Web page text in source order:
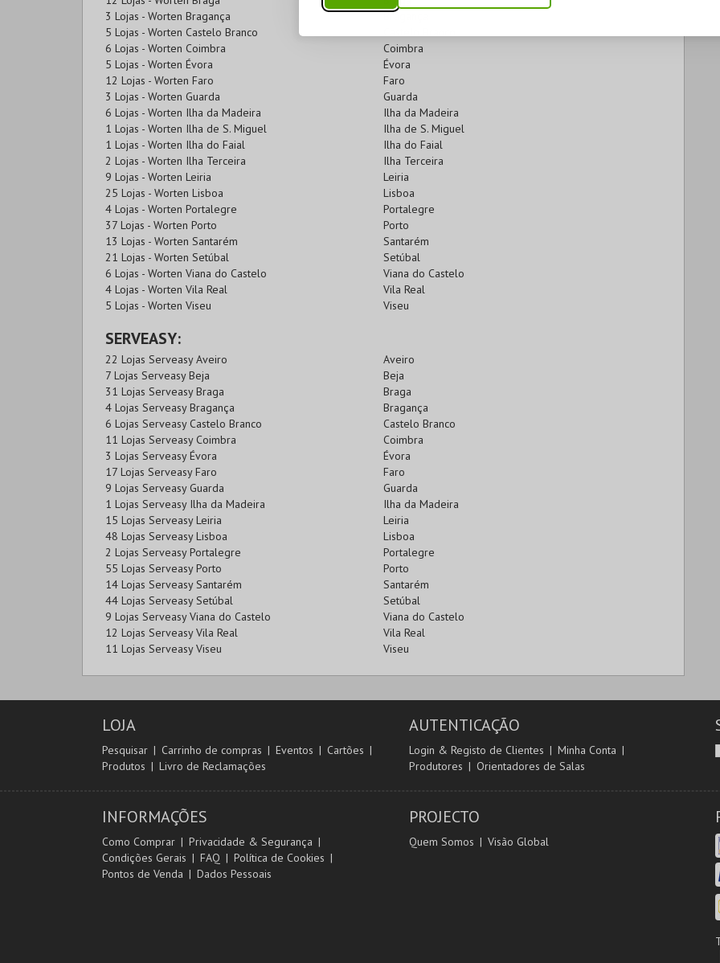
3 Lojas - Worten Bragança
Bragança
5 Lojas - Worten Castelo Branco
6 Lojas - Worten Coimbra
Coimbra
5 Lojas - Worten Évora
Évora
12 Lojas - Worten Faro
Faro
3 Lojas - Worten Guarda
Guarda
6 Lojas - Worten Ilha da Madeira
Ilha da Madeira
1 Lojas - Worten Ilha de S. Miguel
Ilha de S. Miguel
1 Lojas - Worten Ilha do Faial
Ilha do Faial
2 Lojas - Worten Ilha Terceira
Ilha Terceira
9 Lojas - Worten Leiria
Leiria
25 Lojas - Worten Lisboa
Lisboa
4 Lojas - Worten Portalegre
Portalegre
37 Lojas - Worten Porto
Porto
13 Lojas - Worten Santarém
Santarém
21 Lojas - Worten Setúbal
Setúbal
6 Lojas - Worten Viana do Castelo
Viana do Castelo
4 Lojas - Worten Vila Real
Vila Real
5 Lojas - Worten Viseu
Viseu
SERVEASY:
22 Lojas Serveasy Aveiro
Aveiro
7 Lojas Serveasy Beja
Beja
31 Lojas Serveasy Braga
Braga
4 Lojas Serveasy Bragança
Bragança
6 Lojas Serveasy Castelo Branco
Castelo Branco
11 Lojas Serveasy Coimbra
Coimbra
3 Lojas Serveasy Évora
Évora
17 Lojas Serveasy Faro
Faro
9 Lojas Serveasy Guarda
Guarda
1 Lojas Serveasy Ilha da Madeira
Ilha da Madeira
15 Lojas Serveasy Leiria
Leiria
48 Lojas Serveasy Lisboa
Lisboa
2 Lojas Serveasy Portalegre
Portalegre
55 Lojas Serveasy Porto
Porto
14 Lojas Serveasy Santarém
Santarém
44 Lojas Serveasy Setúbal
Setúbal
9 Lojas Serveasy Viana do Castelo
Viana do Castelo
12 Lojas Serveasy Vila Real
Vila Real
11 Lojas Serveasy Viseu
Viseu
LOJA
Pesquisar Carrinho de compras Eventos
Cartões
Produtos
Livro de Reclamações
AUTENTICAÇÃO
Login & Registo de Clientes
Minha Conta
Produtores
Orientadores de Salas
INFORMAÇÕES
Como Comprar
Privacidade & Segurança
Condições Gerais
FAQ
Política de Cookies
Pontos de Venda
Dados Pessoais
PROJECTO
Quem Somos Visão Global